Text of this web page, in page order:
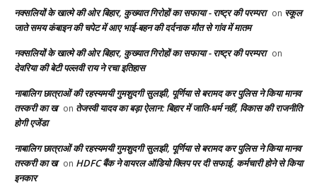
नक्सलियों के खात्मे की ओर बिहार, कुख्यात गिरोहों का सफाया - राष्ट्र की परम्परा on स्कूल
जाते समय कंबाइन की चपेट में आए भाई-बहन की दर्दनाक मौत से गांव में मातम
नक्सलियों के खात्मे की ओर बिहार, कुख्यात गिरोहों का सफाया - राष्ट्र की परम्परा on
देवरिया की बेटी पल्लवी राय ने रचा इतिहास
नाबालिग छात्राओं की रहस्यमयी गुमशुदगी सुलझी, पूर्णिया से बरामद कर पुलिस ने किया मानव
तस्करी का ख on तेजस्वी यादव का बड़ा ऐलान: बिहार में जाति-धर्म नहीं, विकास की राजनीति
होगी एजेंडा
नाबालिग छात्राओं की रहस्यमयी गुमशुदगी सुलझी, पूर्णिया से बरामद कर पुलिस ने किया मानव
तस्करी का ख on HDFC बैंक ने वायरल ऑडियो क्लिप पर दी सफाई, कर्मचारी होने से किया
इनकार